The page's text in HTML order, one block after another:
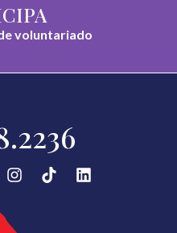
voluntariado